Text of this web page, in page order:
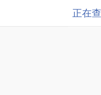
正在